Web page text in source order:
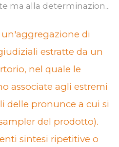
ma alla determinazion...
di
estratte da un
nel quale le
associate agli estremi
delle pronunce a cui si
del prodotto).
sintesi ripetitive o